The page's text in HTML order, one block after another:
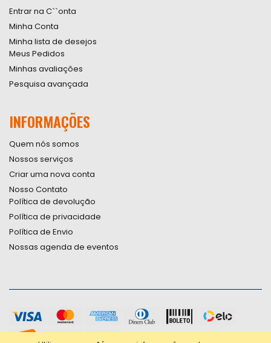
Entrar na C``onta
Minha Conta
Minha lista de desejos
Meus Pedidos
Minhas avaliações
Pesquisa avançada
INFORMAÇÕES
Quem nós somos
Nossos serviços
Criar uma nova conta
Nosso Contato
Política de devolução
Política de privacidade
Política de Envio
Nossas agenda de eventos